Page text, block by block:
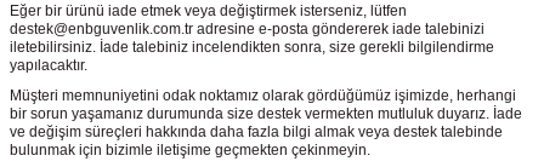
Eğer bir ürünü iade etmek veya değiştirmek isterseniz, lütfen
destek@enbguvenlik.com.tr adresine e-posta göndererek iade talebinizi
iletebilirsiniz. İade talebiniz incelendikten sonra, size gerekli bilgilendirme
yapılacaktır.
Müşteri memnuniyetini odak noktamız olarak gördüğümüz işimizde, herhangi
bir sorun yaşamanız durumunda size destek vermekten mutluluk duyarız. İade
ve değişim süreçleri hakkında daha fazla bilgi almak veya destek talebinde
bulunmak için bizimle iletişime geçmekten çekinmeyin.